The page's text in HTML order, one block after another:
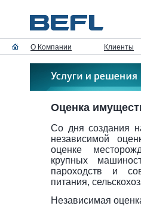
О Компании Клиенты
Оценка
Со дня создания
независимой
оценке
крупных
пароходств и
питания,
Независимая